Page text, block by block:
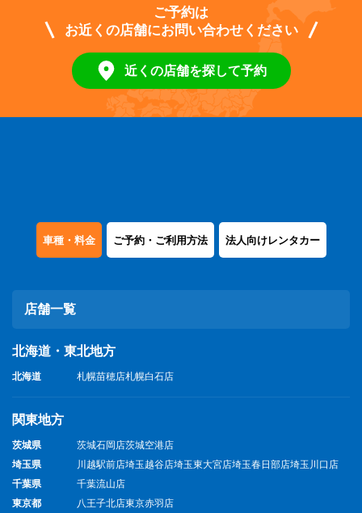
ご予約は
お近くの店舗にお問い合わせください
近くの店舗を探して予約
車種・料金 ご予約・ご利用方法 法人向けレンタカー
店舗一覧
北海道・東北地方
北海道 札幌苗穂店札幌白石店
関東地方
茨城県 茨城石岡店茨城空港店
埼玉県
川越駅前店埼玉越谷店埼玉東大宮店埼玉春日部店埼玉川口店
千葉県
千葉流山店
東京都
八王子北店東京赤羽店